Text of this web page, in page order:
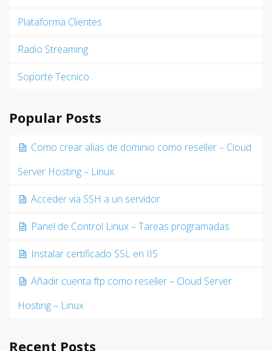
Plataforma Clientes
Radio Streaming
Soporte Tecnico
Popular Posts
Como crear alias de dominio como reseller – Cloud
Server Hosting – Linux
Acceder via SSH a un servidor
Panel de Control Linux – Tareas programadas
Instalar certificado SSL en IIS
Añadir cuenta ftp como reseller – Cloud Server
Hosting – Linux
Recent Posts